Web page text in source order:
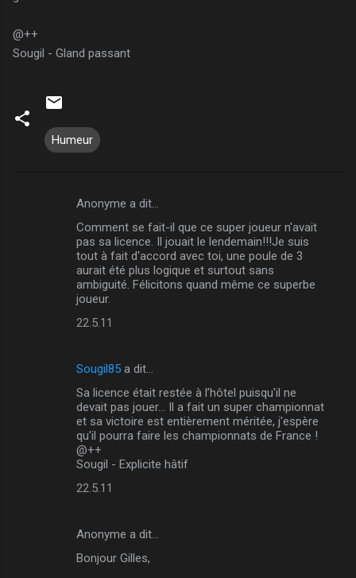
@++
Sougil - Gland passant
Humeur
Anonyme a dit…
Comment se fait-il que ce super joueur n'avait
pas sa licence. Il jouait le lendemain!!!Je suis
tout à fait d'accord avec toi, une poule de 3
aurait été plus logique et surtout sans
ambiguité. Félicitons quand même ce superbe
joueur.
22.5.11
Sougil85 a dit…
Sa licence était restée à l’hôtel puisqu'il ne
devait pas jouer... Il a fait un super championnat
et sa victoire est entièrement méritée, j'espère
qu'il pourra faire les championnats de France !
@++
Sougil - Explicite hâtif
22.5.11
Anonyme a dit…
Bonjour Gilles,